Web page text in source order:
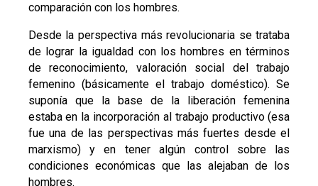
comparación con los hombres.
Desde la perspectiva más revolucionaria se trataba
de lograr la igualdad con los hombres en términos
de reconocimiento, valoración social del trabajo
femenino (básicamente el trabajo doméstico). Se
suponía que la base de la liberación femenina
estaba en la incorporación al trabajo productivo (esa
fue una de las perspectivas más fuertes desde el
marxismo) y en tener algún control sobre las
condiciones económicas que las alejaban de los
hombres.